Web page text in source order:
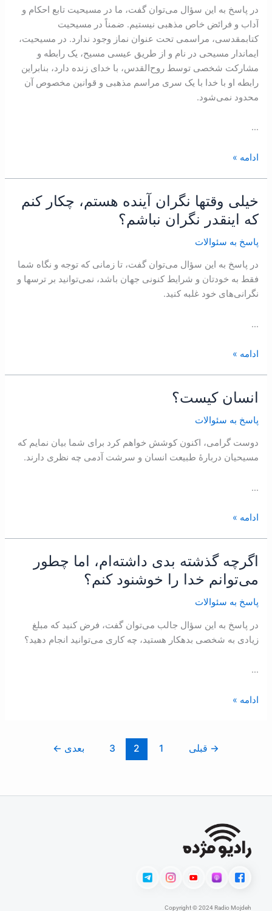
در پاسخ به اين سؤال می‌توان گفت، ما در مسيحيت تابع احکام و
آداب و فرائض خاص مذهبی نيستيم. ضمناً در مسيحيت
کتابمقدسی، مراسمی تحت عنوان نماز وجود ندارد. در مسيحيت،
ايماندار مسيحی در نام و از طريق عيسی مسيح، يک رابطه و
مشارکت شخصی توسط روح‌القدس، ‌با خدای زنده دارد، بنابراين
رابطه او با خدا با يک سری مراسم مذهبی و قوانين مخصوص آن
محدود نمی‌شود.
…
است؟
ادامه »
خيلی وقتها نگران آينده هستم، چکار کنم
که اينقدر نگران نباشم؟
پاسخ به سئوالات
در پاسخ به اين سؤال می‌توان گفت، تا زمانی که توجه و نگاه شما
فقط به خودتان و شرايط کنونی جهان باشد، نمی‌توانيد بر ترسها و
نگرانی‌های خود غلبه کنيد.
…
خيلی
وقتها
نگران
آينده
چکار
کنم
که
نگران
ادامه »
انسان كیست؟
پاسخ به سئوالات
دوست گرامی، اکنون کوشش خواهم کرد برای شما بیان نمایم که
مسیحیان دربارۀ طبیعت انسان و سرشت آدمی چه نظری دارند.
…
انسان
ادامه »
اگرچه گذشته بدی داشته‌ام، اما چطور
می‌توانم خدا را خوشنود کنم؟
پاسخ به سئوالات
در پاسخ به اين سؤال جالب می‌توان گفت، فرض کنید که مبلغ
زیادی به شخصی بدهکار هستید، چه کاری می‌توانید انجام دهید؟
…
اگرچه
گذشته
بدی
داشته‌ام،
چطور
می‌توانم
را
کنم؟
ادامه »
→ قبلی 1
2
3 بعدی ←
Copyright © 2024 Radio Mojdeh